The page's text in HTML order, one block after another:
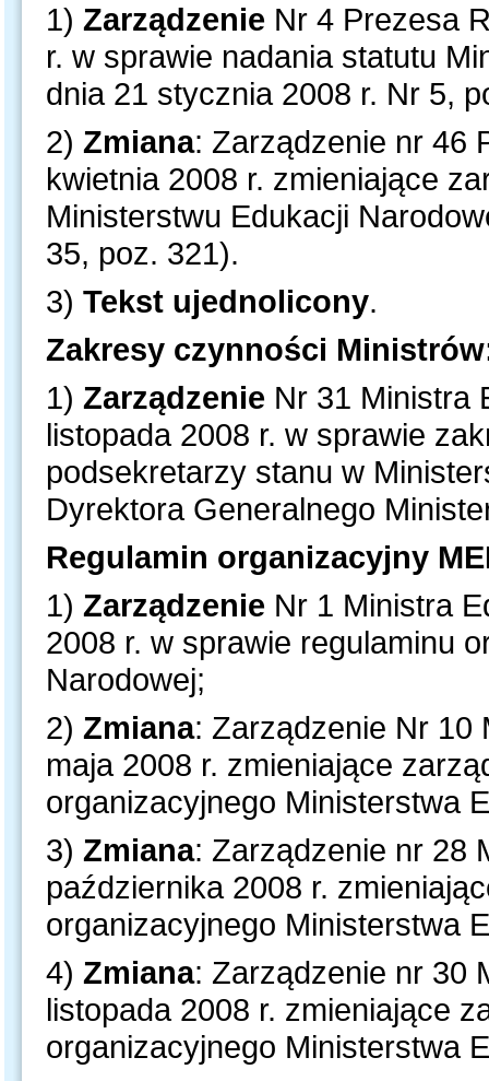
1) Zarządzenie Nr 4 Prezesa
r. w sprawie nadania statutu
dnia 21 stycznia 2008 r. Nr 5,
2) Zmiana: Zarządzenie nr 46
kwietnia 2008 r. zmieniające
Ministerstwu Edukacji
35, poz. 321).
3) Tekst ujednolicony.
Zakresy czynności
1) Zarządzenie Nr 31 Ministra
listopada 2008 r. w sprawie
podsekretarzy stanu w
Dyrektora Generalnego
Regulamin organizacyjny
1) Zarządzenie Nr 1 Ministra
2008 r. w sprawie regulaminu
Narodowej;
2) Zmiana: Zarządzenie Nr 10
maja 2008 r. zmieniające
organizacyjnego Ministerstwa
3) Zmiana: Zarządzenie nr 28
października 2008 r.
organizacyjnego Ministerstwa
4) Zmiana: Zarządzenie nr 30
listopada 2008 r. zmieniające
organizacyjnego Ministerstwa